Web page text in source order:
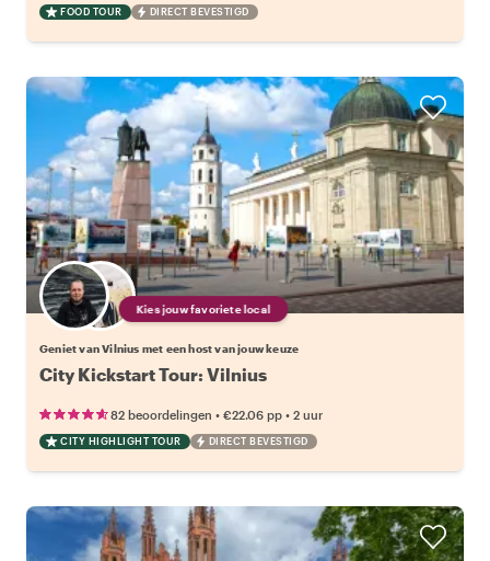
FOOD TOUR DIRECT BEVESTIGD
Kies jouw favoriete local
Geniet van Vilnius met een host van jouw keuze
City Kickstart Tour: Vilnius
82 beoordelingen • €22.06 pp • 2 uur
CITY HIGHLIGHT TOUR DIRECT BEVESTIGD